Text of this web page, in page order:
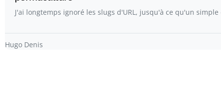
J'ai longtemps ignoré les slugs d'URL, jusqu'à ce qu'un
Hugo Denis